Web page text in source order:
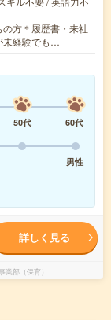
方＊履歴書・来社
未経験でも…
50代
60代
男性
詳しく見る
部（保育）